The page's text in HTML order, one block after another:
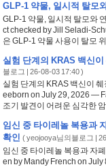
GLP-1 약물, 일시적 탈모
GLP-1 약물, 일시적 탈모와
ct checked by Jill Seladi-
은 GLP-1 약물 사용이 탈모
실험 단계의 KRAS 백신
블로그 | 26-08-03 17:40 )
실험 단계의 KRAS 백신이
eeborn on July 29, 2026 —
조기 발견이 어려운 심각한
임신 중 타이레놀 복용과
확인 (yeojooya님의블로그 |
임신 중 타이레놀 복용과 자
en by Mandy French on